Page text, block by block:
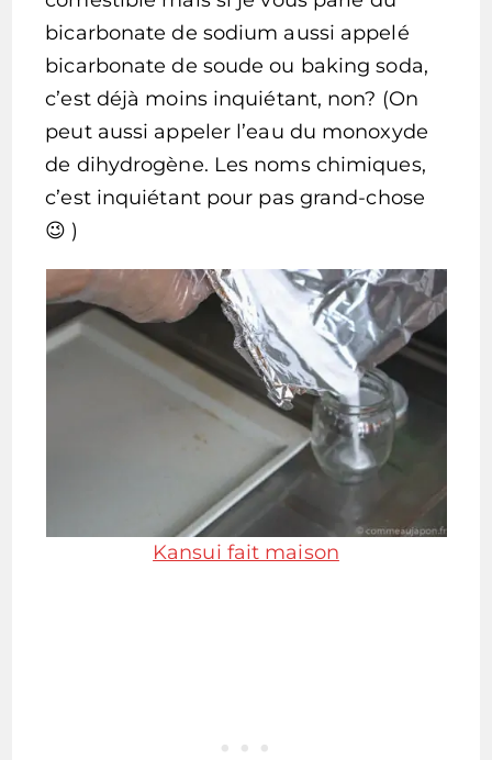
bicarbonate de sodium aussi appelé
bicarbonate de soude ou baking soda,
c’est déjà moins inquiétant, non? (On
peut aussi appeler l’eau du monoxyde
de dihydrogène. Les noms chimiques,
c’est inquiétant pour pas grand-chose
😉 )
Kansui fait maison